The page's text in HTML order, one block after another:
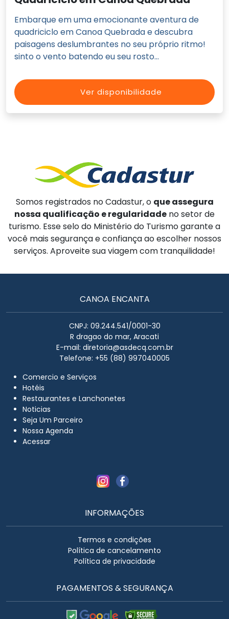
Embarque em uma emocionante aventura de
quadriciclo em Canoa Quebrada e descubra
paisagens deslumbrantes no seu próprio ritmo!
sinto o vento batendo eu seu rosto...
Ver disponibilidade
Somos registrados no Cadastur, o que assegura
nossa qualificação e regularidade no setor de
turismo. Esse selo do Ministério do Turismo garante a
você mais segurança e confiança ao escolher nossos
serviços. Aproveite sua viagem com tranquilidade!
CANOA ENCANTA
CNPJ: 09.244.541/0001-30
R dragao do mar, Aracati
E-mail: diretoria@asdecq.com.br
Telefone: +55 (88) 997040005
Comercio e Serviços
Hotéis
Restaurantes e Lanchonetes
Noticias
Seja Um Parceiro
Nossa Agenda
Acessar
INFORMAÇÕES
Termos e condições
Política de cancelamento
Política de privacidade
PAGAMENTOS & SEGURANÇA